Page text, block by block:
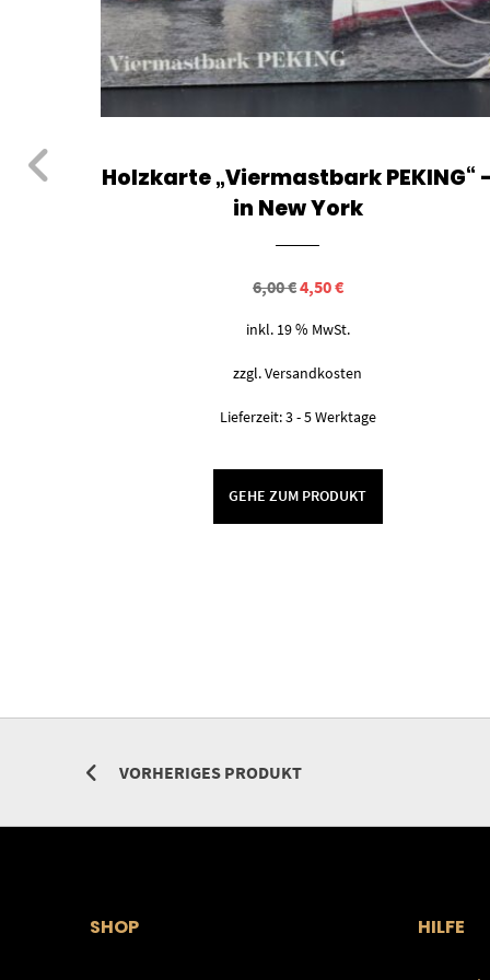
Holzkarte „Viermastbark PEKING“
in New York
6,00€Ursprünglicher
Preis
war:
6,00 €
4,50€Aktueller
ist:
4,50 €.
inkl. 19 % MwSt.
zzgl.Versandkosten
Lieferzeit:3 - 5 Werktage
GEHE ZUM PRODUKT
VORHERIGES PRODUKT
SHOP HILFE